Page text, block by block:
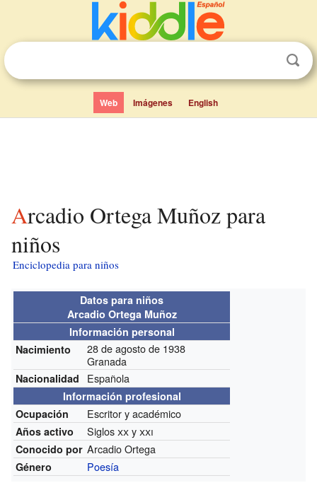
Web Imágenes English
Arcadio Ortega Muñoz para
niños
Enciclopedia para niños
Datos para niños
Arcadio Ortega Muñoz
Información personal
Nacimiento
28 de agosto de 1938
Granada
Nacionalidad Española
Información profesional
Ocupación
Escritor y académico
Años activo Siglosxxyxxi
Conocido por Arcadio Ortega
Género Poesía